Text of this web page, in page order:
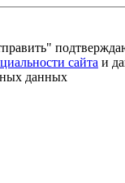
сайта и
данных